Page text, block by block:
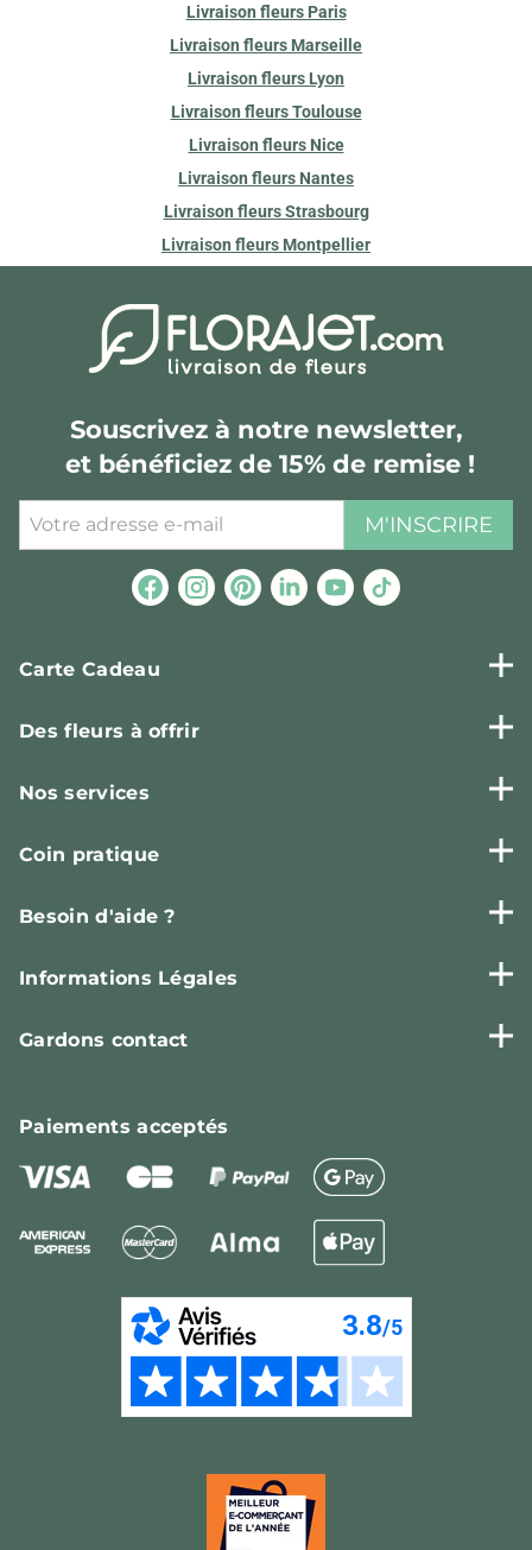
Livraison fleurs Paris
Livraison fleurs Marseille
Livraison fleurs Lyon
Livraison fleurs Toulouse
Livraison fleurs Nice
Livraison fleurs Nantes
Livraison fleurs Strasbourg
Livraison fleurs Montpellier
Souscrivez à notre newsletter,
et bénéficiez de 15% de remise !
M'INSCRIRE
Carte Cadeau
Des fleurs à offrir
Nos services
Coin pratique
Besoin d'aide ?
Informations Légales
Gardons contact
Paiementsacceptés